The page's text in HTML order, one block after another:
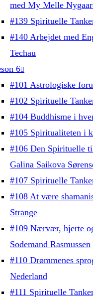
med My Melle
#139 Spirituelle
#140 Arbejdet med
Techau
6
#101 Astrologiske
#102 Spirituelle
#104 Buddhisme i
#105 Spiritualiteten i
#106 Den Spirituelle
Galina Saikova
#107 Spirituelle
#108 At være
Strange
#109 Nærvær, hjerte
Sodemand Rasmussen
#110 Drømmenes
Nederland
#111 Spirituelle